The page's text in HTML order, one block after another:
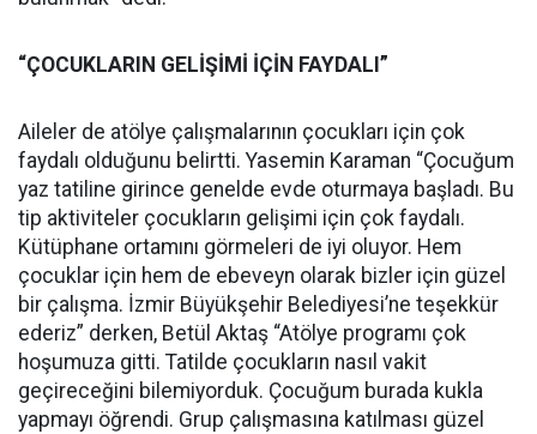
“ÇOCUKLARIN GELİŞİMİ İÇİN FAYDALI”
Aileler de atölye çalışmalarının çocukları için çok
faydalı olduğunu belirtti. Yasemin Karaman “Çocuğum
yaz tatiline girince genelde evde oturmaya başladı. Bu
tip aktiviteler çocukların gelişimi için çok faydalı.
Kütüphane ortamını görmeleri de iyi oluyor. Hem
çocuklar için hem de ebeveyn olarak bizler için güzel
bir çalışma. İzmir Büyükşehir Belediyesi’ne teşekkür
ederiz” derken, Betül Aktaş “Atölye programı çok
hoşumuza gitti. Tatilde çocukların nasıl vakit
geçireceğini bilemiyorduk. Çocuğum burada kukla
yapmayı öğrendi. Grup çalışmasına katılması güzel